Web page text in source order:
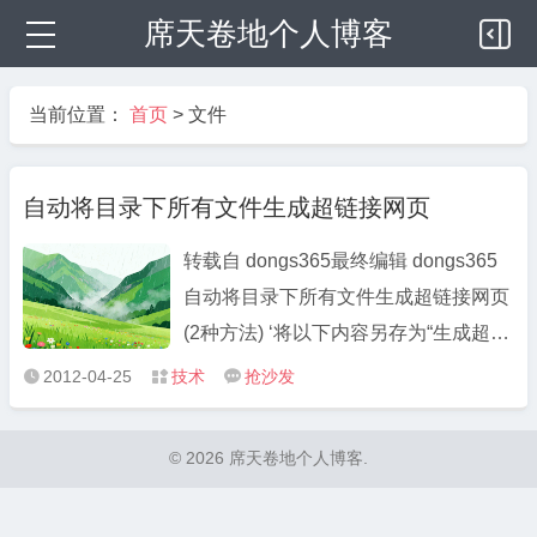
席天卷地个人博客
当前位置： 首页 > 文件
自动将目录下所有文件生成超链接网页
转载自 dongs365最终编辑 dongs365
自动将目录下所有文件生成超链接网页
(2种方法) ‘将以下内容另存为“生成超链
接.bat ”： ‘在C盘新建一个名为kk文件
夹，kk文件夹内再新建
 2012-04-25  技术  抢沙发
© 2026 席天卷地个人博客.